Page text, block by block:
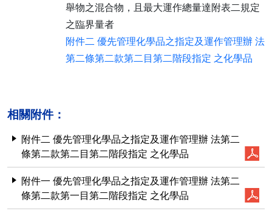
舉物之混合物，且最大運作總量達附表二規定
之臨界量者
附件二 優先管理化學品之指定及運作管理辦 法
第二條第二款第二目第二階段指定 之化學品
相關附件：
附件二 優先管理化學品之指定及運作管理辦 法第二
條第二款第二目第二階段指定 之化學品
附件一 優先管理化學品之指定及運作管理辦 法第二
條第二款第一目第二階段指定 之化學品